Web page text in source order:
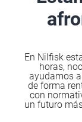
En Nilfisk
horas,
ayudamos
de forma
con
un futuro